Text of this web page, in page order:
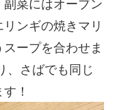
菜にはオーブン
ンギの焼きマリ
ープを合わせま
、さばでも同じ
！